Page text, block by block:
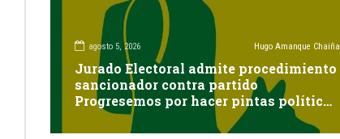
agosto 5, 2026 Hugo Amanque Chaiña
Jurado Electoral admite procedimiento
sancionador contra partido
Progresemos por hacer pintas políticas
sin autorización en Cayma